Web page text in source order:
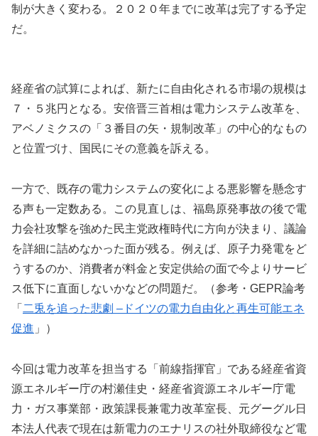
制が大きく変わる。２０２０年までに改革は完了する予定
だ。
経産省の試算によれば、新たに自由化される市場の規模は
７・５兆円となる。安倍晋三首相は電力システム改革を、
アベノミクスの「３番目の矢・規制改革」の中心的なもの
と位置づけ、国民にその意義を訴える。
一方で、既存の電力システムの変化による悪影響を懸念す
る声も一定数ある。この見直しは、福島原発事故の後で電
力会社攻撃を強めた民主党政権時代に方向が決まり、議論
を詳細に詰めなかった面が残る。例えば、原子力発電をど
うするのか、消費者が料金と安定供給の面で今よりサービ
ス低下に直面しないかなどの問題だ。（参考・GEPR論考
「 二兎を追った悲劇 –ドイツの電力自由化と再生可能エネ
促進 」）
今回は電力改革を担当する「前線指揮官」である経産省資
源エネルギー庁の村瀬佳史・経産省資源エネルギー庁電
力・ガス事業部・政策課長兼電力改革室長、元グーグル日
本法人代表で現在は新電力のエナリスの社外取締役など電